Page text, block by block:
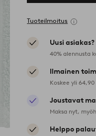
Tuoteilmoitus
Uusi asiakas?
40% alennusta
Ilmainen
Koskee yli
Joustavat
Maksa nyt,
Helppo